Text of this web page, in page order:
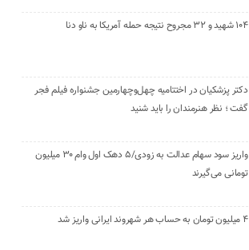
۱۰۴ شهید و ۳۲ مجروح نتیجه حمله آمریکا به ناو دنا
دکتر پزشکیان در اختتامیه چهل‌وچهارمین جشنواره فیلم فجر
گفت ؛ نظر هنرمندان را باید شنید
واریز سود سهام عدالت به زودی/۵ دهک اول وام ۳۰ میلیون
تومانی می‌گیرند
۴ میلیون تومان به حساب هر شهروند ایرانی واریز شد